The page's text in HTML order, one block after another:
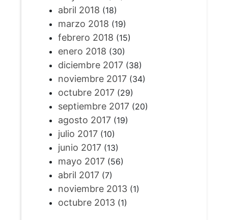
abril 2018 (18)
marzo 2018 (19)
febrero 2018 (15)
enero 2018 (30)
diciembre 2017(38)
noviembre 2017(34)
octubre 2017(29)
septiembre 2017(20)
agosto 2017(19)
julio 2017(10)
junio 2017(13)
mayo 2017(56)
abril 2017(7)
noviembre 2013(1)
octubre 2013(1)